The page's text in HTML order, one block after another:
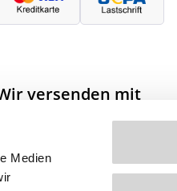
Medien
versenden mit